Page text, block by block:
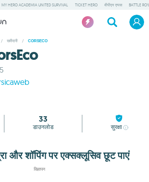
MY HERO ACADEMIA UNITED SURVIVAL TICKET HERO वीपीएन एप्पस BATTLE
/ खरीदारी / CORSECO
33
डाउनलोड सुरक्षा
और शॉपिंग पर एक्सक्लूसिव छूट पाएं
विज्ञापन